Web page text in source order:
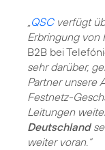
„QSCverfügt
Erbringung von
B2B bei
sehr darüber,
Partner unsere
Festnetz-
Leitungen
Deutschland
weiter voran.“